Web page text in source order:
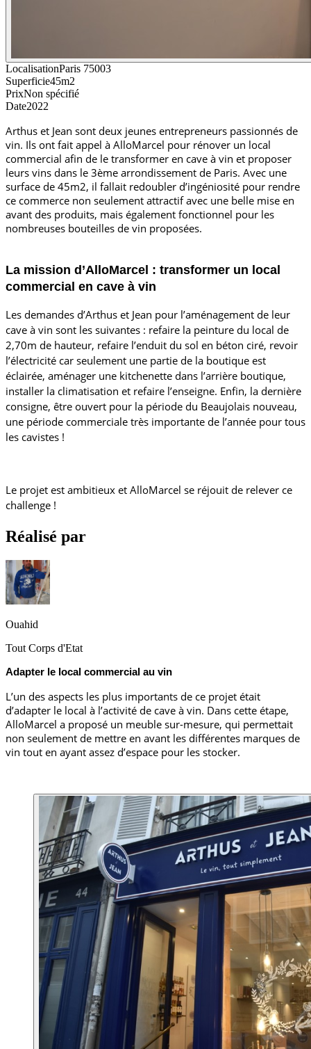
LocalisationParis 75003
Superficie45m2
PrixNon spécifié
Date2022
Arthus et Jean sont deux jeunes entrepreneurs passionnés de
vin. Ils ont fait appel à AlloMarcel pour rénover un local
commercial afin de le transformer en cave à vin et proposer
leurs vins dans le 3ème arrondissement de Paris. Avec une
surface de 45m2, il fallait redoubler d’ingéniosité pour rendre
ce commerce non seulement attractif avec une belle mise en
avant des produits, mais également fonctionnel pour les
nombreuses bouteilles de vin proposées.
La mission d’AlloMarcel : transformer un local
commercial en cave à vin
Les demandes d’Arthus et Jean pour l’aménagement de leur
cave à vin sont les suivantes : refaire la peinture du local de
2,70m de hauteur, refaire l’enduit du sol en béton ciré, revoir
l’électricité car seulement une partie de la boutique est
éclairée, aménager une kitchenette dans l’arrière boutique,
installer la climatisation et refaire l’enseigne. Enfin, la dernière
consigne, être ouvert pour la période du Beaujolais nouveau,
une période commerciale très importante de l’année pour tous
les cavistes !
Le projet est ambitieux et AlloMarcel se réjouit de relever ce
challenge !
Réalisé par
Ouahid
Tout Corps d'Etat
Adapter le local commercial au vin
L’un des aspects les plus importants de ce projet était
d’adapter le local à l’activité de cave à vin. Dans cette étape,
AlloMarcel a proposé un meuble sur-mesure, qui permettait
non seulement de mettre en avant les différentes marques de
vin tout en ayant assez d’espace pour les stocker.